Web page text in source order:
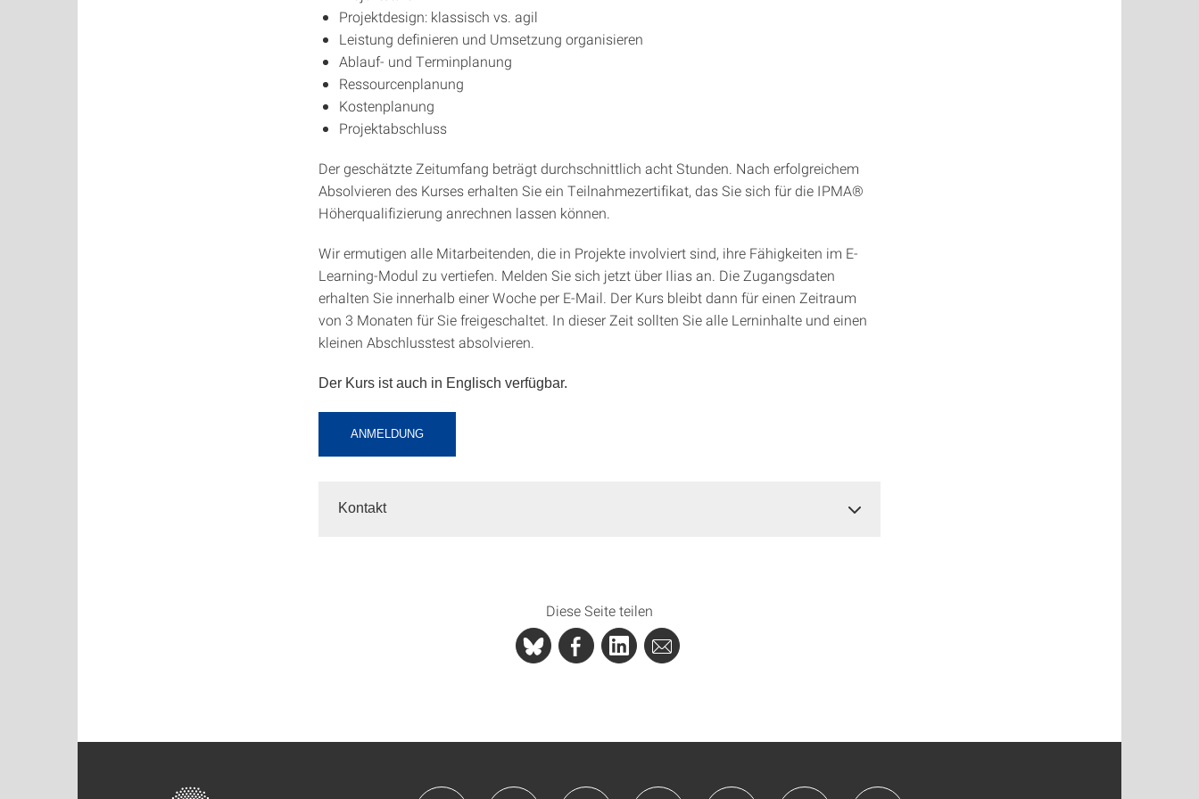
Projektdesign: klassisch vs. agil
Leistung definieren und Umsetzung organisieren
Ablauf- und Terminplanung
Ressourcenplanung
Kostenplanung
Projektabschluss
Der geschätzte Zeitumfang beträgt durchschnittlich acht Stunden. Nach erfolgreichem
Absolvieren des Kurses erhalten Sie ein Teilnahmezertifikat, das Sie sich für die IPMA®
Höherqualifizierung anrechnen lassen können.
Wir ermutigen alle Mitarbeitenden, die in Projekte involviert sind, ihre Fähigkeiten im E-
Learning-Modul zu vertiefen. Melden Sie sich jetzt über Ilias an. Die Zugangsdaten
erhalten Sie innerhalb einer Woche per E-Mail. Der Kurs bleibt dann für einen Zeitraum
von 3 Monaten für Sie freigeschaltet. In dieser Zeit sollten Sie alle Lerninhalte und einen
kleinen Abschlusstest absolvieren.
Der Kurs ist auch in Englisch verfügbar.
ANMELDUNG
Kontakt
Diese Seite teilen